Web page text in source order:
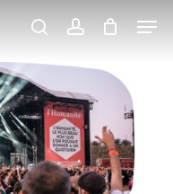
searchaccountClose